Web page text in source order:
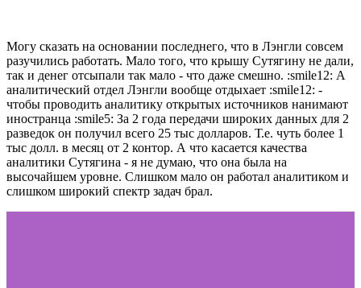
Могу сказать на основании последнего, что в Лэнгли совсем
разучились работать. Мало того, что крышу Сутягину не дали,
так и денег отсыпали так мало - что даже смешно. :smile12: А
аналитический отдел Лэнгли вообще отдыхает :smile12: -
чтобы проводить аналитику открытых источников нанимают
иностранца :smile5: За 2 года передачи широких данных для 2
разведок он получил всего 25 тыс долларов. Т.е. чуть более 1
тыс долл. в месяц от 2 контор. А что касается качества
аналитики Сутягина - я не думаю, что она была на
высочайшем уровне. Слишком мало он работал аналитиком и
слишком широкий спектр задач брал.